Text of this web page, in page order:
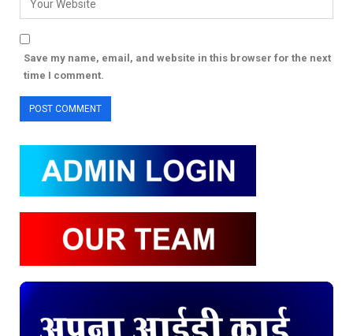
Save my name, email, and website in this browser for the next
time I comment.